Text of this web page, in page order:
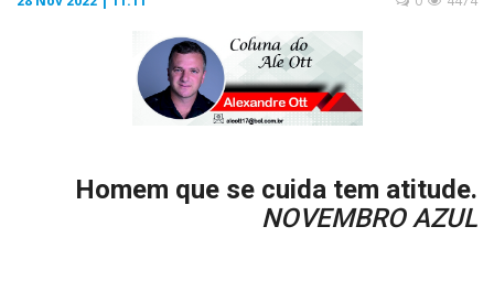
JORNAL DIGITAL
Homem que se cuida tem atitude.
NOVEMBRO AZUL